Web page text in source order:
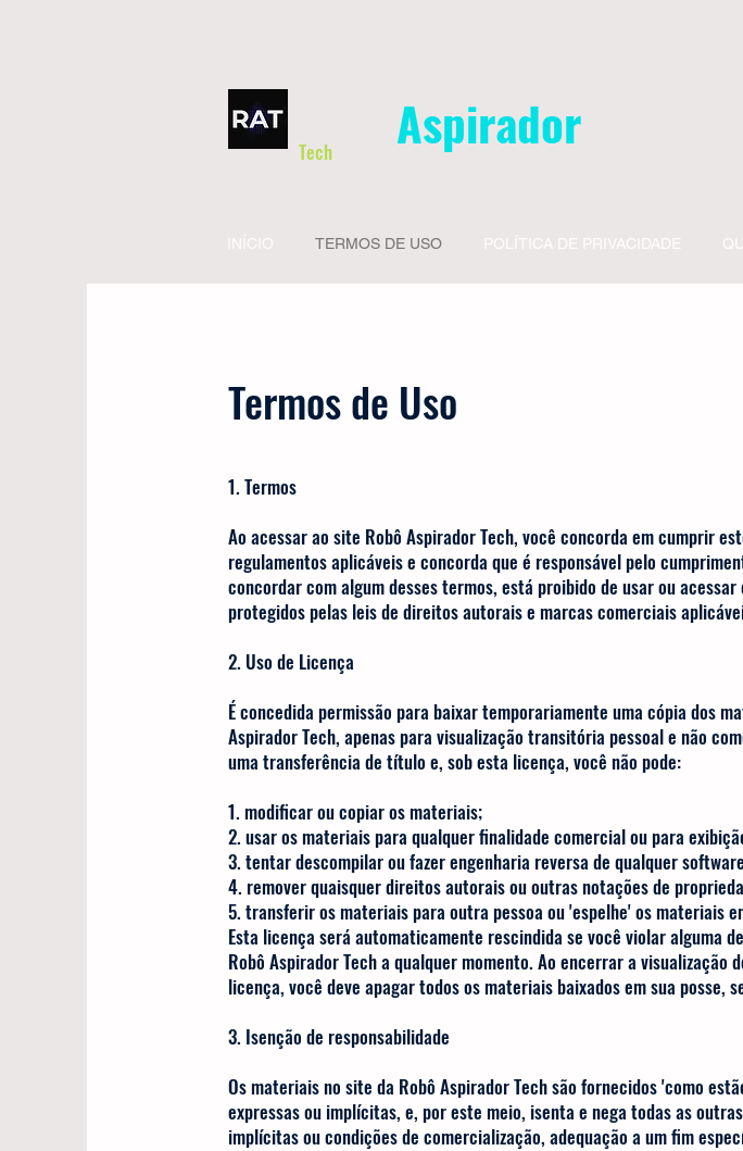
Aspirador
Tech
TERMOS DE USO
Termos de Uso
1. Termos
Ao acessar ao site Robô Aspirador Tech, você concorda em cumprir
regulamentos aplicáveis ​​e concorda que é responsável pelo
concordar com algum desses termos, está proibido de usar ou
protegidos pelas leis de direitos autorais e marcas comerciais
2. Uso de Licença
É concedida permissão para baixar temporariamente uma cópia dos
Aspirador Tech, apenas para visualização transitória pessoal e não
uma transferência de título e, sob esta licença, você não pode:
1. modificar ou copiar os materiais;
2. usar os materiais para qualquer finalidade comercial ou para
3. tentar descompilar ou fazer engenharia reversa de qualquer
4. remover quaisquer direitos autorais ou outras notações de
5. transferir os materiais para outra pessoa ou 'espelhe' os
Esta licença será automaticamente rescindida se você violar alguma
Robô Aspirador Tech a qualquer momento. Ao encerrar a visualização
licença, você deve apagar todos os materiais baixados em sua
3. Isenção de responsabilidade
Os materiais no site da Robô Aspirador Tech são fornecidos 'como
expressas ou implícitas, e, por este meio, isenta e nega todas as
implícitas ou condições de comercialização, adequação a um fim